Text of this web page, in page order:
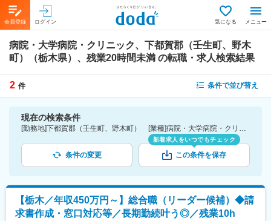
会員登録 ログイン 気になる メニュー
病院・大学病院・クリニック、下都賀郡（壬生町、野木
町）（栃木県）、残業20時間未満 の転職・求人検索結果
2 件 条件で並び替え
現在の検索条件
[勤務地]下都賀郡（壬生町、野木町） [業種]病院・大学病院・クリニック-医薬品・医療機器・ライフサイエンス・医療系サービス [詳細条件](休日・働き方)残業20時間未満
条件の変更
新着求人をいつでもチェック
この条件を保存
【栃木／年収450万円～】総合職（リーダー候補）◆請
求書作成・窓口対応等／長期勤続叶う◎／残業10h